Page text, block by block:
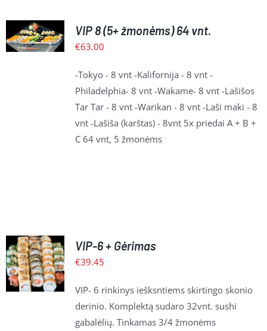
KREPŠELĮ
/
VIP 8 (5+ žmonėms) 64 vnt.
€63.00
-Tokyo - 8 vnt -Kalifornija - 8 vnt -
Philadelphia- 8 vnt -Wakame- 8 vnt -Lašišos
Tar Tar - 8 vnt -Warikan - 8 vnt -Laši maki - 8
vnt -Lašiša (karštas) - 8vnt 5x priedai A + B +
C 64 vnt, 5 žmonėms
Į
KREPŠELĮ
/
PLAČIAU
VIP-6 + Gėrimas
€39.45
VIP- 6 rinkinys iešksntiems skirtingo skonio
derinio. Komplektą sudaro 32vnt. sushi
gabalėlių. Tinkamas 3/4 žmonėms